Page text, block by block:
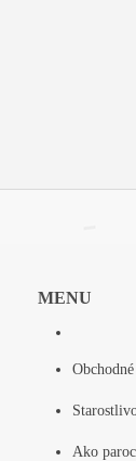
MENU
Ako